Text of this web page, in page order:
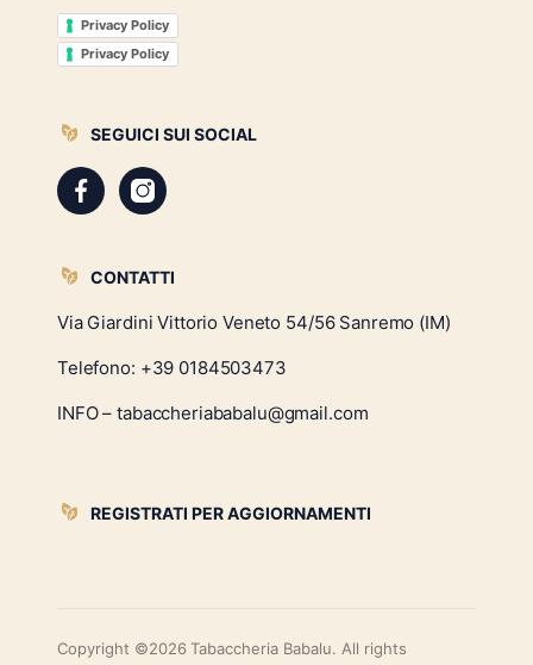
Privacy Policy
Privacy Policy
SEGUICI SUI SOCIAL
CONTATTI
Via Giardini Vittorio Veneto 54/56 Sanremo (IM)
Telefono: +39 0184503473
INFO – tabaccheriababalu@gmail.com
REGISTRATI PER AGGIORNAMENTI
Copyright ©2026 Tabaccheria Babalu. All rights